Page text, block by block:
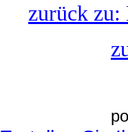
zurück zu: